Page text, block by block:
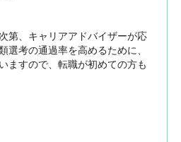
第、キャリアアドバイザーが応
選考の通過率を高めるために、
ますので、転職が初めての方も